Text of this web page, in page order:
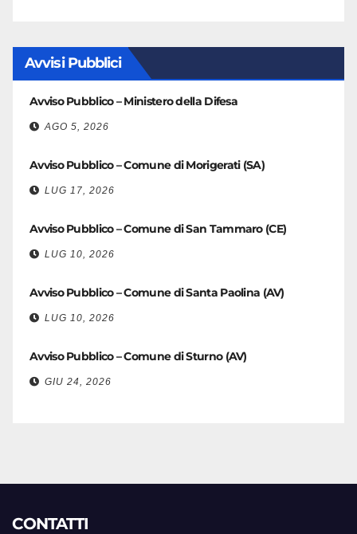
Avvisi Pubblici
Avviso Pubblico – Ministero della Difesa
AGO 5, 2026
Avviso Pubblico – Comune di Morigerati (SA)
LUG 17, 2026
Avviso Pubblico – Comune di San Tammaro (CE)
LUG 10, 2026
Avviso Pubblico – Comune di Santa Paolina (AV)
LUG 10, 2026
Avviso Pubblico – Comune di Sturno (AV)
GIU 24, 2026
CONTATTI